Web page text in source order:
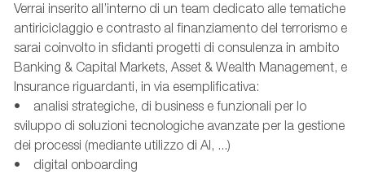
Verrai inserito all’interno di un team dedicato alle tematiche
antiriciclaggio e contrasto al finanziamento del terrorismo e
sarai coinvolto in sfidanti progetti di consulenza in ambito
Banking & Capital Markets, Asset & Wealth Management, e
Insurance riguardanti, in via esemplificativa:
• analisi strategiche, di business e funzionali per lo
sviluppo di soluzioni tecnologiche avanzate per la gestione
dei processi (mediante utilizzo di AI, ...)
• digital onboarding